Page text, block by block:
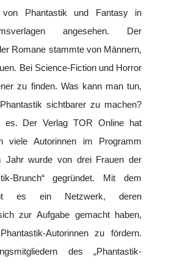
von Phantastik und Fantasy in
angesehen. Der
Romane stammte von Männern,
Bei Science-Fiction und Horror
zu finden. Was kann man tun,
sichtbarer zu machen?
es. Der Verlag TOR Online hat
viele Autorinnen im Programm
Jahr wurde von drei Frauen der
Brunch“ gegründet. Mit dem
es ein Netzwerk, deren
zur Aufgabe gemacht haben,
Autorinnen zu fördern.
des „Phantastik-